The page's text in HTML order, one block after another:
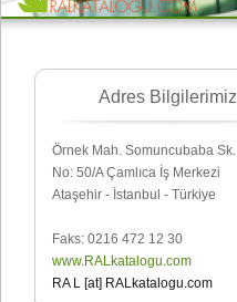
Adres Bilgilerimiz
Örnek Mah. Somuncubaba Sk.
No: 50/A Çamlıca İş Merkezi
Ataşehir - İstanbul - Türkiye
Faks: 0216 472 12 30
www.RALkatalogu.com
RA L [at] RALkatalogu.com